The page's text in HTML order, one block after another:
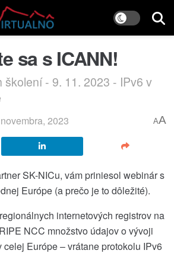
sa s ICANN!
školení - 9. 11. 2023 - IPv6 v
2023 AA
SK-NICu, vám priniesol webinár s
Európe (a prečo je to dôležité).
internetových registrov na
NCC množstvo údajov o vývoji
celej Európe – vrátane protokolu IPv6